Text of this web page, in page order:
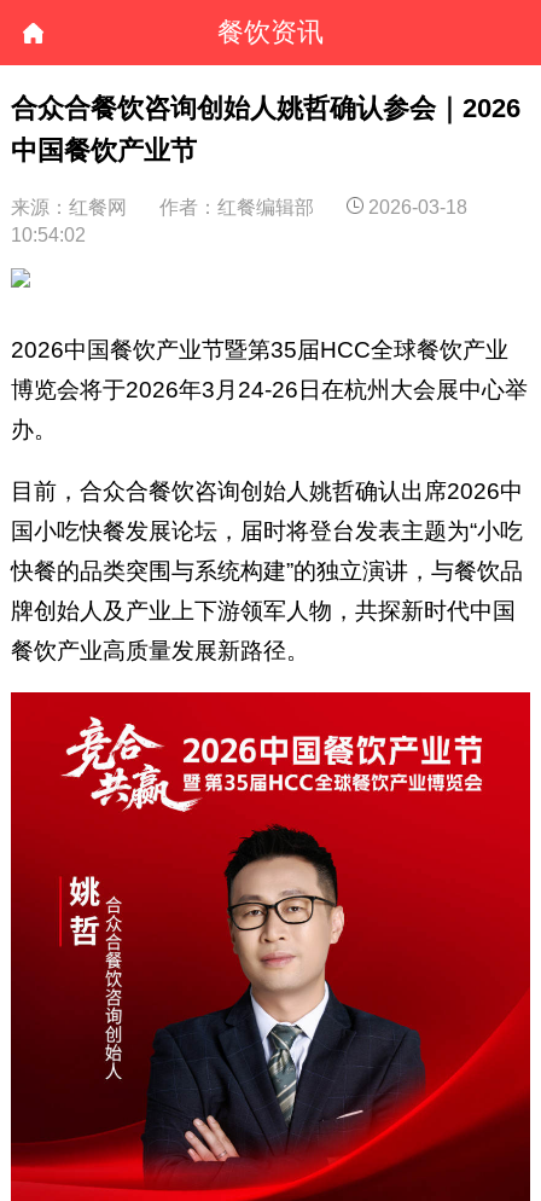
餐饮资讯
合众合餐饮咨询创始人姚哲确认参会｜2026
中国餐饮产业节
来源：红餐网 作者：红餐编辑部
2026-03-18
10:54:02
2026中国餐饮产业节暨第35届HCC全球餐饮产业
博览会将于2026年3月24-26日在杭州大会展中心举
办。
目前，合众合餐饮咨询创始人姚哲确认出席2026中
国小吃快餐发展论坛，届时将登台发表主题为“小吃
快餐的品类突围与系统构建”的独立演讲，与餐饮品
牌创始人及产业上下游领军人物，共探新时代中国
餐饮产业高质量发展新路径。